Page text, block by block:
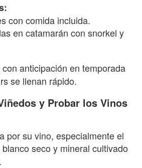
con comida incluida.
en catamarán con snorkel y
anticipación en temporada
se llenan rápido.
y Probar los Vinos
por su vino, especialmente el
seco y mineral cultivado